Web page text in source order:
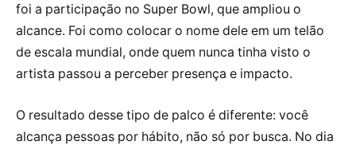
foi a participação no Super Bowl, que ampliou o
alcance. Foi como colocar o nome dele em um telão
de escala mundial, onde quem nunca tinha visto o
artista passou a perceber presença e impacto.
O resultado desse tipo de palco é diferente: você
alcança pessoas por hábito, não só por busca. No dia